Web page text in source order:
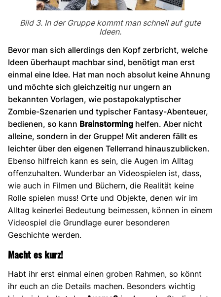
Bild 3. In der Gruppe kommt man schnell auf gute
Ideen.
Bevor man sich allerdings den Kopf zerbricht, welche
Ideen überhaupt machbar sind, benötigt man erst
einmal eine Idee. Hat man noch absolut keine Ahnung
und möchte sich gleichzeitig nur ungern an
bekannten Vorlagen, wie postapokalyptischer
Zombie-Szenarien und typischer Fantasy-Abenteuer,
bedienen, so kann Brainstorming helfen. Aber nicht
alleine, sondern in der Gruppe! Mit anderen fällt es
leichter über den eigenen Tellerrand hinauszublicken.
Ebenso hilfreich kann es sein, die Augen im Alltag
offenzuhalten. Wunderbar an Videospielen ist, dass,
wie auch in Filmen und Büchern, die Realität keine
Rolle spielen muss! Orte und Objekte, denen wir im
Alltag keinerlei Bedeutung beimessen, können in einem
Videospiel die Grundlage eurer besonderen
Geschichte werden.
Macht es kurz!
Habt ihr erst einmal einen groben Rahmen, so könnt
ihr euch an die Details machen. Besonders wichtig